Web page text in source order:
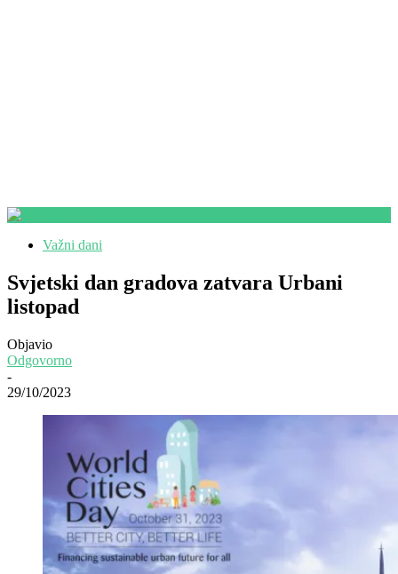
Važni dani
Svjetski dan gradova zatvara Urbani
listopad
Objavio
Odgovorno
-
29/10/2023